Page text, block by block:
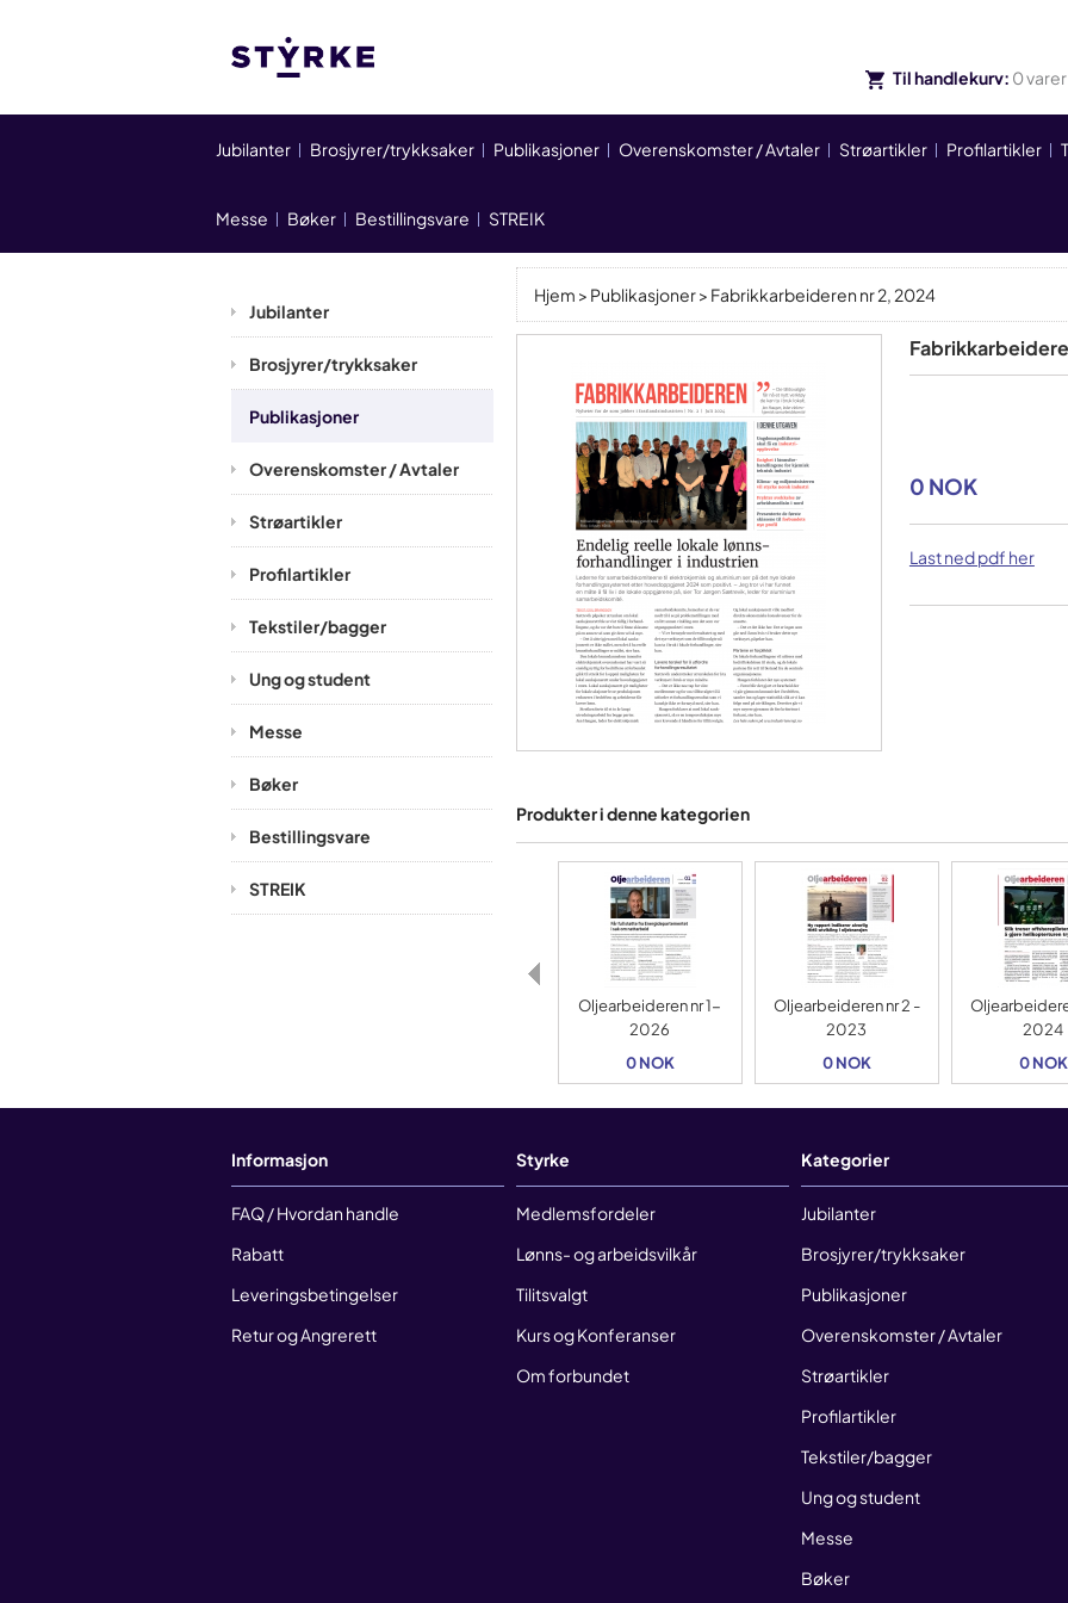
Til handlekurv: 0varer
Jubilanter Brosjyrer/trykksaker Publikasjoner Overenskomster / Avtaler Strøartikler Profilartikler
Messe Bøker Bestillingsvare STREIK
Jubilanter
Brosjyrer/trykksaker
Publikasjoner
Overenskomster / Avtaler
Strøartikler
Profilartikler
Tekstiler/bagger
Ung og student
Messe
Bøker
Bestillingsvare
STREIK
Hjem > Publikasjoner> Fabrikkarbeideren nr 2, 2024
0 NOK
Last ned pdf her
Produkter i denne kategorien
Oljearbeideren nr 1-
2026
0 NOK
Oljearbeideren nr 2 -
2023
0 NOK
2024
0 NOK
Informasjon
FAQ / Hvordan handle
Rabatt
Leveringsbetingelser
Retur og Angrerett
Styrke
Medlemsfordeler
Lønns- og arbeidsvilkår
Tilitsvalgt
Kurs og Konferanser
Om forbundet
Kategorier
Jubilanter
Brosjyrer/trykksaker
Publikasjoner
Overenskomster / Avtaler
Strøartikler
Profilartikler
Tekstiler/bagger
Ung og student
Messe
Bøker